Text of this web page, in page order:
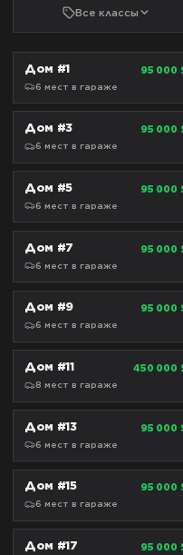
Все классы
СТАНДАРТ
Дом #1 95 000
6 мест в гараже
СТАНДАРТ
Дом #3 95 000
6 мест в гараже
СТАНДАРТ
Дом #5 95 000
6 мест в гараже
СТАНДАРТ
Дом #7 95 000
6 мест в гараже
СТАНДАРТ
Дом #9 95 000
6 мест в гараже
ПРЕСТИЖ
Дом #11 450 000
8 мест в гараже
СТАНДАРТ
Дом #13 95 000
6 мест в гараже
СТАНДАРТ
Дом #15 95 000
6 мест в гараже
СТАНДАРТ
Дом #17 95 000